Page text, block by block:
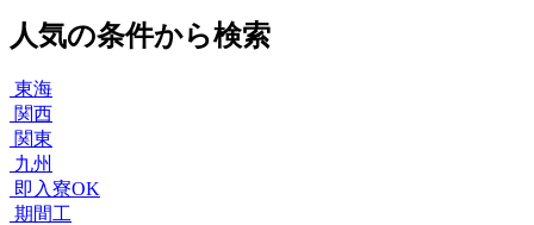
人気の条件から検索
東海
関西
関東
九州
即入寮OK
期間工